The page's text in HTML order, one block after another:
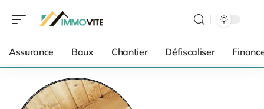
Assurance Baux Chantier Défiscaliser